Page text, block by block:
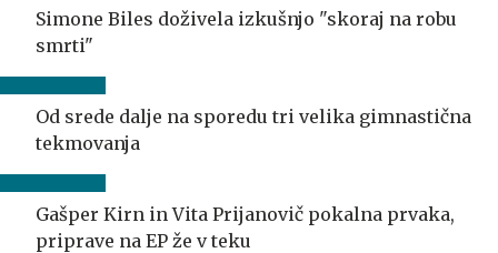
Simone Biles doživela izkušnjo "skoraj na robu
smrti"
Od srede dalje na sporedu tri velika gimnastična
tekmovanja
Gašper Kirn in Vita Prijanovič pokalna prvaka,
priprave na EP že v teku